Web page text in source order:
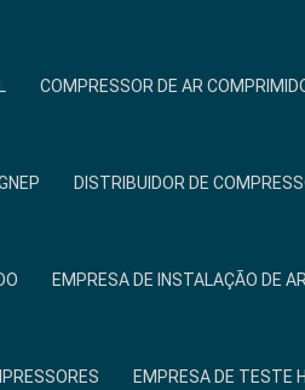
COMPRESSOR DE AR
DISTRIBUIDOR DE
EMPRESA DE INSTALAÇÃO DE
EMPRESA DE TESTE